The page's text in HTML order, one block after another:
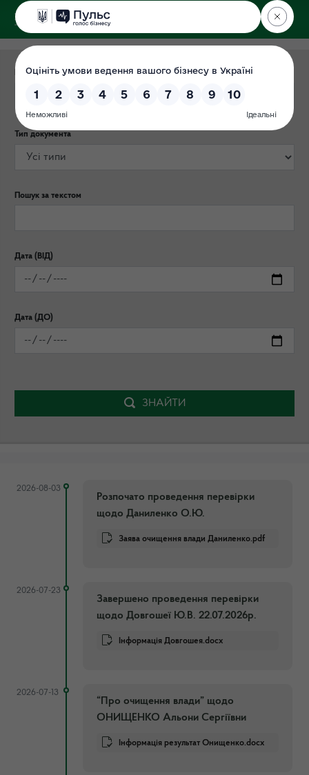
ДЕРЖЕКОІНСПЕКЦІЯ
Категорія публікації
Тип документа
Пошук за текстом
Дата (ВІД)
Дата (ДО)
ЗНАЙТИ
2026-08-03
Розпочато проведення перевірки
щодо Даниленко О.Ю.
Заява очищення влади Даниленко.pdf
2026-07-23
Завершено проведення перевірки
щодо Довгошеї Ю.В. 22.07.2026р.
Інформація Довгошея.docx
2026-07-13
“Про очищення влади” щодо
ОНИЩЕНКО Альони Сергіївни
Інформація результат Онищенко.docx